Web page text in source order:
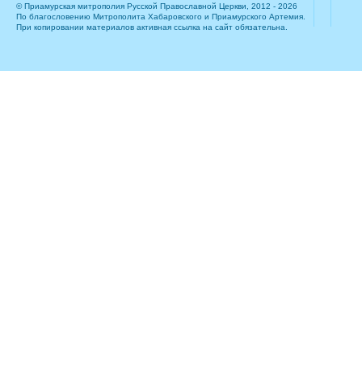
© Приамурская митрополия Русской Православной Церкви, 2012 - 2026
По благословению Митрополита Хабаровского и Приамурского Артемия.
При копировании материалов активная ссылка на сайт обязательна.